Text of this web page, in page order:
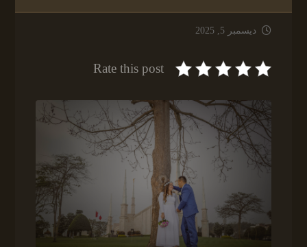
ديسمبر 5, 2025
Rate this post